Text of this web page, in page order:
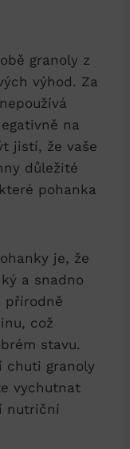
granoly z
výhod. Za
na
jistí, že vaše
důležité
pohanka
je, že
a snadno
přírodně
což
stavu.
chuti granoly
vychutnat
nutriční